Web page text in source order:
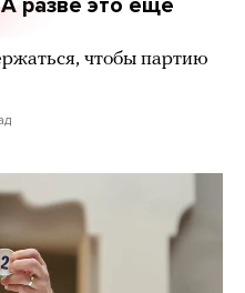
чтобы партию